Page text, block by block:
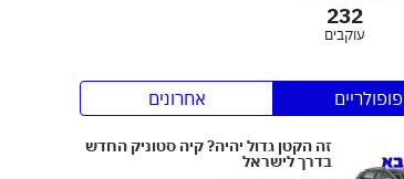
232
עוקבים
פופולריים
אחרונים
זה הקטן גדול יהיה? קיה סטוניק החדש
בדרך לישראל